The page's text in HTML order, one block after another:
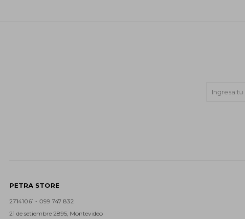
PETRA STORE
27141061 - 099 747 832
21 de setiembre 2895, Montevideo